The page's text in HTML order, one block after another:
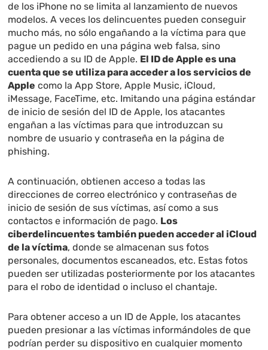
de los iPhone no se limita al lanzamiento de nuevos
modelos. A veces los delincuentes pueden conseguir
mucho más, no sólo engañando a la víctima para que
pague un pedido en una página web falsa, sino
accediendo a su ID de Apple. El ID de Apple es una
cuenta que se utiliza para acceder a los servicios de
Apple como la App Store, Apple Music, iCloud,
iMessage, FaceTime, etc. Imitando una página estándar
de inicio de sesión del ID de Apple, los atacantes
engañan a las víctimas para que introduzcan su
nombre de usuario y contraseña en la página de
phishing.
A continuación, obtienen acceso a todas las
direcciones de correo electrónico y contraseñas de
inicio de sesión de sus víctimas, así como a sus
contactos e información de pago. Los
ciberdelincuentes también pueden acceder al iCloud
de la víctima, donde se almacenan sus fotos
personales, documentos escaneados, etc. Estas fotos
pueden ser utilizadas posteriormente por los atacantes
para el robo de identidad o incluso el chantaje.
Para obtener acceso a un ID de Apple, los atacantes
pueden presionar a las víctimas informándoles de que
podrían perder su dispositivo en cualquier momento